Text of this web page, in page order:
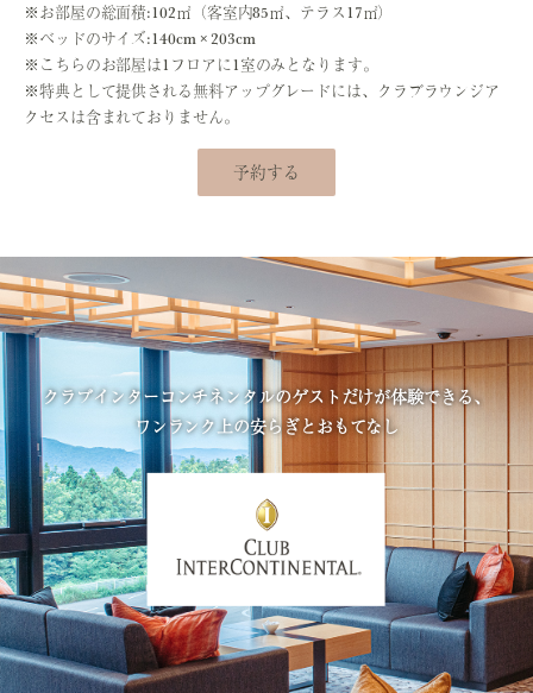
※お部屋の総面積:102㎡（客室内85㎡、テラス17㎡）
※ベッドのサイズ:140cm × 203cm
※こちらのお部屋は1フロアに1室のみとなります。
※特典として提供される無料アップグレードには、クラブラウンジア
クセスは含まれておりません。
予約する
クラブインターコンチネンタルのゲストだけが体験できる、
ワンランク上の安らぎとおもてなし